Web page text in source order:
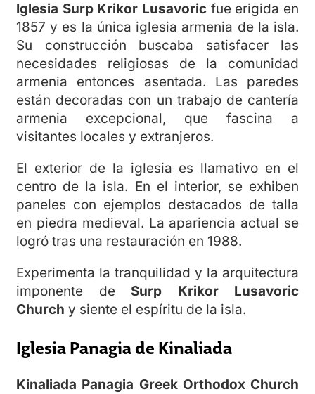
Iglesia Surp Krikor Lusavoric fue erigida en
1857 y es la única iglesia armenia de la isla.
Su construcción buscaba satisfacer las
necesidades religiosas de la comunidad
armenia entonces asentada. Las paredes
están decoradas con un trabajo de cantería
armenia excepcional, que fascina a
visitantes locales y extranjeros.
El exterior de la iglesia es llamativo en el
centro de la isla. En el interior, se exhiben
paneles con ejemplos destacados de talla
en piedra medieval. La apariencia actual se
logró tras una restauración en 1988.
Experimenta la tranquilidad y la arquitectura
imponente de Surp Krikor Lusavoric
Church y siente el espíritu de la isla.
Iglesia Panagia de Kinaliada
Kinaliada Panagia Greek Orthodox Church